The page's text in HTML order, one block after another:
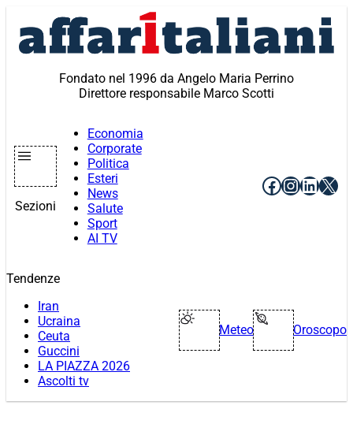
contenuto
Fondato nel 1996 da Angelo Maria Perrino
Direttore responsabile Marco Scotti
Sezioni
Economia
Corporate
Politica
Esteri
News
Salute
Sport
AI TV
Facebook
X
Tendenze
Iran
Ucraina
Ceuta
Guccini
LA PIAZZA 2026
Ascolti tv
Meteo Oroscopo